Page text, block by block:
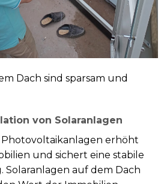
Dach sind sparsam und
von Solaranlagen
Photovoltaikanlagen erhöht
und sichert eine stabile
Solaranlagen auf dem Dach